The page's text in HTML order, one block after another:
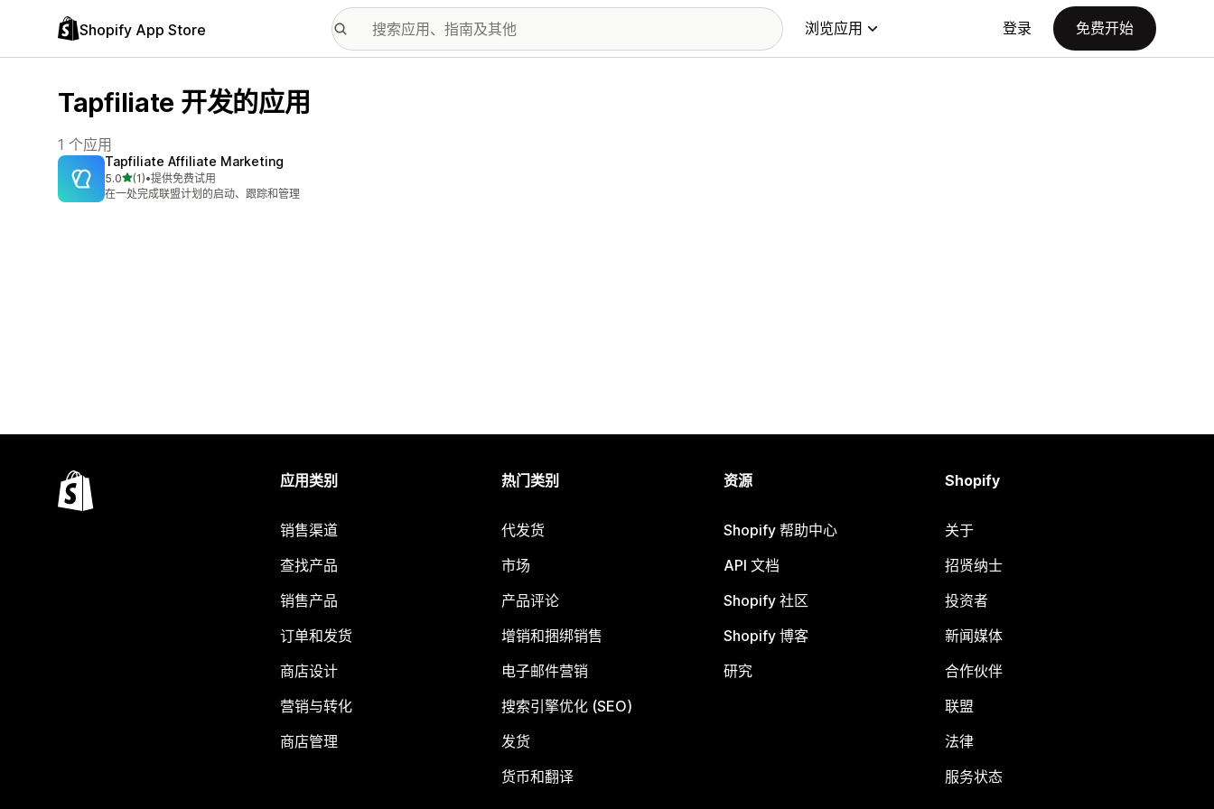
Shopify App Store 浏览应用 登录 免费开始
Tapfiliate 开发的应用
1 个应用
Tapfiliate Affiliate Marketing
5.0星（满分 5 星）
(1)
总共 1 条评论
•提供免费试用
在一处完成联盟计划的启动、跟踪和管理
应用类别
销售渠道
查找产品
销售产品
订单和发货
商店设计
营销与转化
商店管理
热门类别
代发货
市场
产品评论
增销和捆绑销售
电子邮件营销
搜索引擎优化 (SEO)
发货
货币和翻译
资源
Shopify 帮助中心
API 文档
Shopify 社区
Shopify 博客
研究
Shopify
关于
招贤纳士
投资者
新闻媒体
合作伙伴
联盟
法律
服务状态